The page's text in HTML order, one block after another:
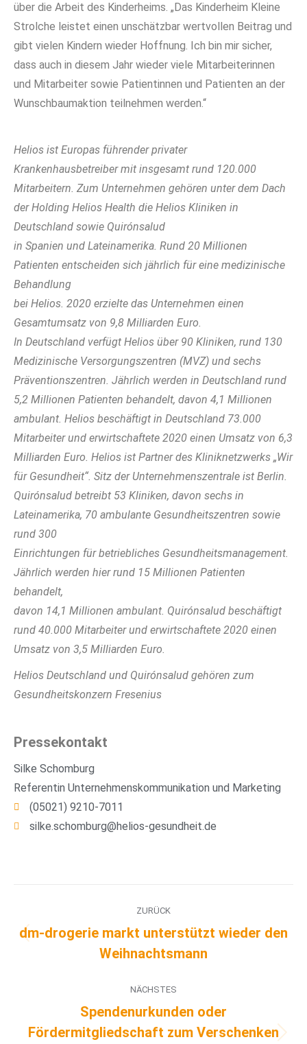
über die Arbeit des Kinderheims. „Das Kinderheim Kleine
Strolche leistet einen unschätzbar wertvollen Beitrag und
gibt vielen Kindern wieder Hoffnung. Ich bin mir sicher,
dass auch in diesem Jahr wieder viele Mitarbeiterinnen
und Mitarbeiter sowie Patientinnen und Patienten an der
Wunschbaumaktion teilnehmen werden.“
Helios ist Europas führender privater
Krankenhausbetreiber mit insgesamt rund 120.000
Mitarbeitern. Zum Unternehmen gehören unter dem Dach
der Holding Helios Health die Helios Kliniken in
Deutschland sowie Quirónsalud
in Spanien und Lateinamerika. Rund 20 Millionen
Patienten entscheiden sich jährlich für eine medizinische
Behandlung
bei Helios. 2020 erzielte das Unternehmen einen
Gesamtumsatz von 9,8 Milliarden Euro.
In Deutschland verfügt Helios über 90 Kliniken, rund 130
Medizinische Versorgungszentren (MVZ) und sechs
Präventionszentren. Jährlich werden in Deutschland rund
5,2 Millionen Patienten behandelt, davon 4,1 Millionen
ambulant. Helios beschäftigt in Deutschland 73.000
Mitarbeiter und erwirtschaftete 2020 einen Umsatz von 6,3
Milliarden Euro. Helios ist Partner des Kliniknetzwerks „Wir
für Gesundheit“. Sitz der Unternehmenszentrale ist Berlin.
Quirónsalud betreibt 53 Kliniken, davon sechs in
Lateinamerika, 70 ambulante Gesundheitszentren sowie
rund 300
Einrichtungen für betriebliches Gesundheitsmanagement.
Jährlich werden hier rund 15 Millionen Patienten
behandelt,
davon 14,1 Millionen ambulant. Quirónsalud beschäftigt
rund 40.000 Mitarbeiter und erwirtschaftete 2020 einen
Umsatz von 3,5 Milliarden Euro.
Helios Deutschland und Quirónsalud gehören zum
Gesundheitskonzern Fresenius
Pressekontakt
Silke Schomburg
Referentin Unternehmenskommunikation und Marketing
(05021) 9210-7011
silke.schomburg@helios-gesundheit.de
ZURÜCK
dm-drogerie markt unterstützt wieder den
Weihnachtsmann
NÄCHSTES
Spendenurkunden oder
Fördermitgliedschaft zum Verschenken